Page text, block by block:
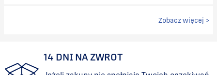
Zobacz więcej >
14 DNI NA ZWROT